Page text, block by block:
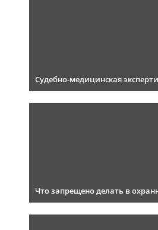
Судебно-медицинская
Что запрещено делать в